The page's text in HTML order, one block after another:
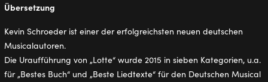
Übersetzung
Kevin Schroeder ist einer der erfolgreichsten neuen deutschen
Musicalautoren.
Die Uraufführung von „Lotte“ wurde 2015 in sieben Kategorien, u.a.
für „Bestes Buch“ und „Beste Liedtexte“ für den Deutschen Musical